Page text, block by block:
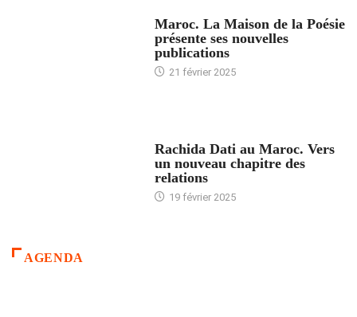
Maroc. La Maison de la Poésie
présente ses nouvelles
publications
21 février 2025
Rachida Dati au Maroc. Vers
un nouveau chapitre des
relations
19 février 2025
AGENDA